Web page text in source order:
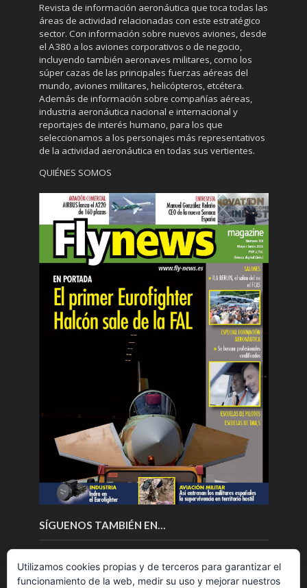
Revista de información aeronáutica que toca todas las
áreas de actividad relacionadas con este estratégico
sector. Con información sobre nuevos aviones, desde
el A380 a los aviones corporativos o de negocio,
incluyendo también aeronaves militares, como los
súper cazas de las principales fuerzas aéreas del
mundo, aviones militares, helicópteros, etcétera.
Además de información sobre compañías aéreas,
industria aeronáutica nacional e internacional y
reportajes de interés humano, para los que
seleccionamos a los personajes más representativos
de la actividad aeronáutica en todas sus vertientes.
QUIÉNES SOMOS
SÍGUENOS TAMBIÉN EN…
Utilizamos cookies propias y de terceros para garantizar el
funcionamiento de la web, medir su uso y mejorar nuestros